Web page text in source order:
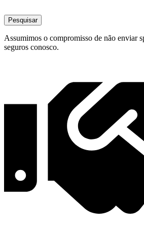
Pesquisar
Assumimos o compromisso de não enviar
seguros conosco.